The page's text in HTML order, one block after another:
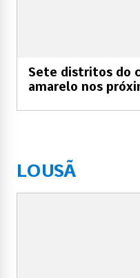
Sete distritos do
amarelo nos
LOUSÃ